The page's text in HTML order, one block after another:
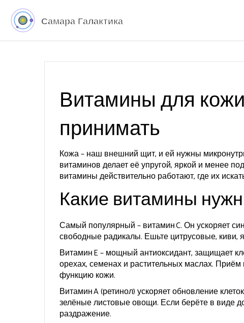
Витамины для
принимать
Кожа – наш внешний щит, и ей нужны
витаминов делает её упругой, яркой и менее
витамины действительно работают, где их
Какие витамины
Самый популярный – витамин C. Он ускоряет
свободные радикалы. Ешьте цитрусовые, киви,
Витамин E – мощный антиоксидант, защищает
орехах, семенах и растительных маслах.
функцию кожи.
Витамин A (ретинол) ускоряет обновление
зелёные листовые овощи. Если берёте в виде
раздражение.